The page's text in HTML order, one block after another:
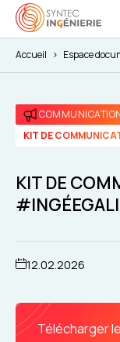
Accueil > Espace
KIT DE
KIT DE
12.02.2026
Télécharger